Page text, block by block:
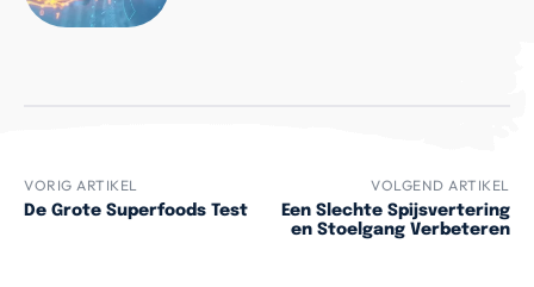
VORIG ARTIKEL
De Grote Superfoods Test
VOLGEND ARTIKEL
Een Slechte Spijsvertering
en Stoelgang Verbeteren